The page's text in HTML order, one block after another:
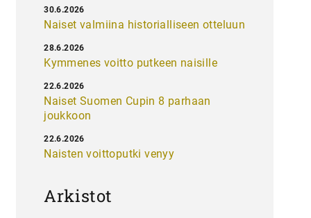
Naiset valmiina historialliseen otteluun
30.6.2026
Kymmenes voitto putkeen naisille
28.6.2026
Naiset Suomen Cupin 8 parhaan
joukkoon
22.6.2026
Naisten voittoputki venyy
22.6.2026
Arkistot